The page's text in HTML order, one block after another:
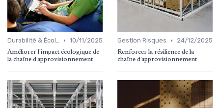
Durabilité & Écologie • 10/11/2025
Améliorer l'impact écologique de
la chaîne d'approvisionnement
Gestion Risques • 24/12/2025
Renforcer la résilience de la
chaîne d'approvisionnement